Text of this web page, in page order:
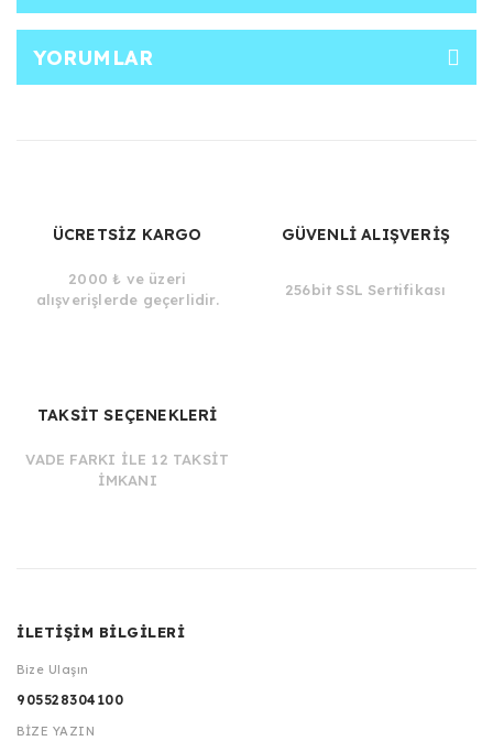
YORUMLAR
ÜCRETSİZ KARGO
2000 ₺ ve üzeri
alışverişlerde geçerlidir.
GÜVENLİ ALIŞVERİŞ
256bit SSL Sertifikası
TAKSİT SEÇENEKLERİ
VADE FARKI İLE 12 TAKSİT
İMKANI
İLETİŞİM BİLGİLERİ
Bize Ulaşın
905528304100
BİZE YAZIN